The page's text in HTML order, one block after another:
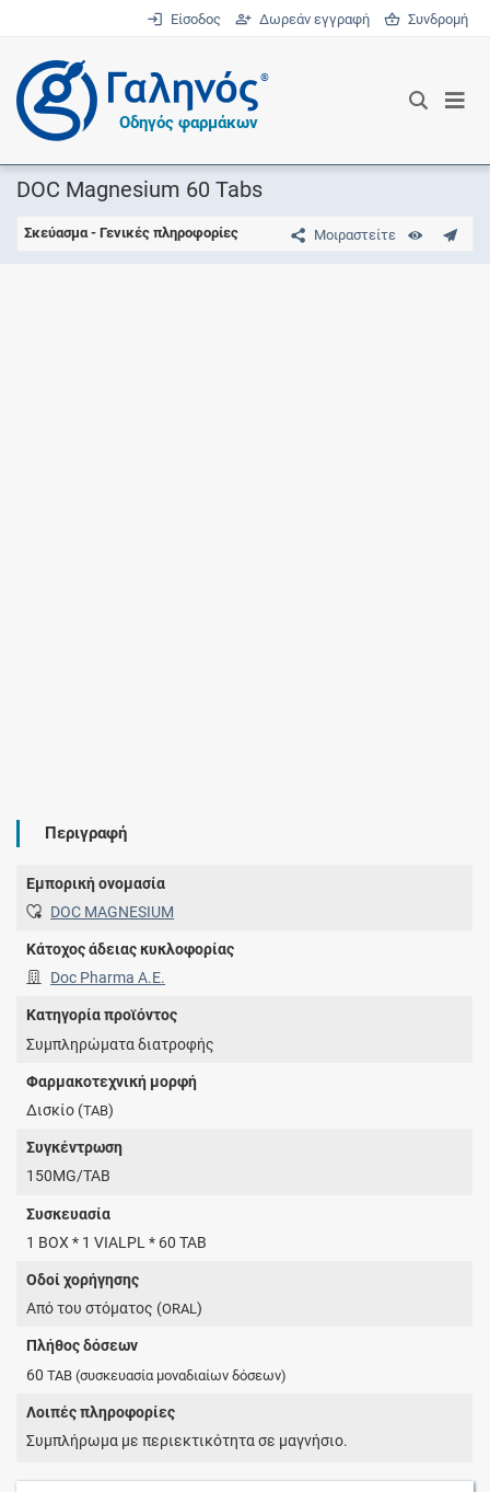
Είσοδος Δωρεάν εγγραφή Συνδρομή
®
Οδηγός φαρμάκων
DOC Magnesium 60 Tabs
Μοιραστείτε
Σκεύασμα - Γενικές πληροφορίες
Περιγραφή
Εμπορική ονομασία
DOC MAGNESIUM
Κάτοχος άδειας κυκλοφορίας
Doc Pharma Α.Ε.
Κατηγορία προϊόντος
Συμπληρώματα διατροφής
Φαρμακοτεχνική μορφή
Δισκίο (TAB)
Συγκέντρωση
150MG/TAB
Συσκευασία
1 BOX * 1 VIALPL * 60 TAB
Οδοί χορήγησης
Από του στόματος (ORAL)
Πλήθος δόσεων
60TAB (συσκευασία μοναδιαίων δόσεων)
Λοιπές πληροφορίες
Συμπλήρωμα με περιεκτικότητα σε μαγνήσιο.